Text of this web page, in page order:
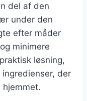
del af den
under den
efter måder
minimere
løsning,
der